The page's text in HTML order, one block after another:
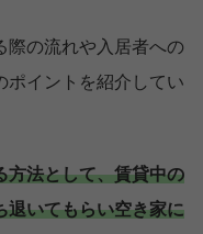
際の流れや入居者への
ポイントを紹介してい
方法として、賃貸中の
退いてもらい空き家に